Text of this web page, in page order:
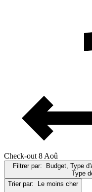
Check-out 8 Aoû
Filtrer par:
Budget, Type
Type
Trier par:
Le moins cher